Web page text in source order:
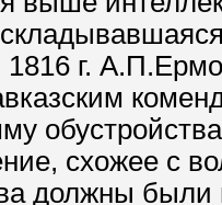
г.
схожее с
должны были